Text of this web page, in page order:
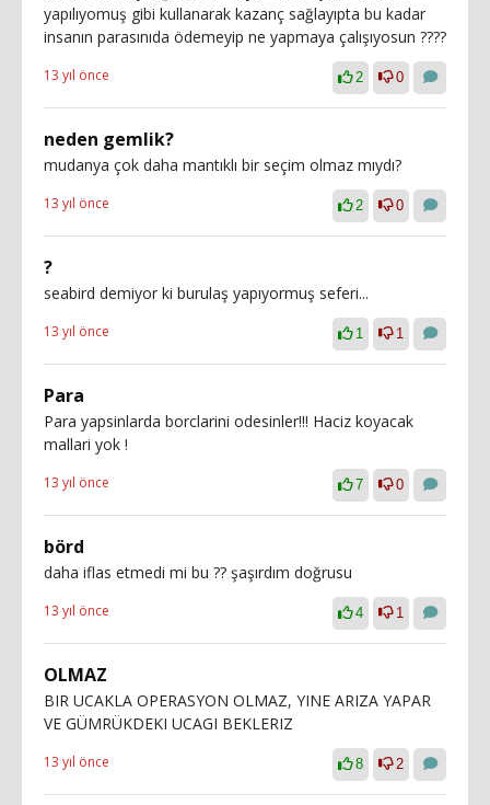
yapılıyomuş gibi kullanarak kazanç sağlayıpta bu kadar
insanın parasınıda ödemeyip ne yapmaya çalışıyosun ????
13 yıl önce 2 0
neden gemlik?
mudanya çok daha mantıklı bir seçim olmaz mıydı?
13 yıl önce 2 0
?
seabird demiyor ki burulaş yapıyormuş seferi...
13 yıl önce 1 1
Para
Para yapsinlarda borclarini odesinler!!! Haciz koyacak
mallari yok !
13 yıl önce 7 0
börd
daha iflas etmedi mi bu ?? şaşırdım doğrusu
13 yıl önce 4 1
OLMAZ
BIR UCAKLA OPERASYON OLMAZ, YINE ARIZA YAPAR
VE GÜMRÜKDEKI UCAGI BEKLERIZ
13 yıl önce 8 2